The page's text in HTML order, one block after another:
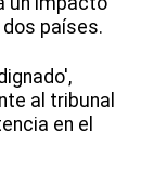
países.
al tribunal
en el